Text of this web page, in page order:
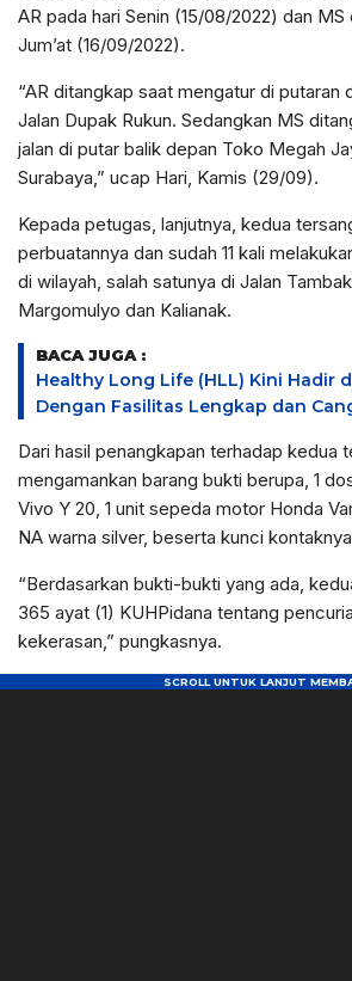
AR pada hari Senin (15/08/2022) dan
Jum’at (16/09/2022).
“AR ditangkap saat mengatur di putaran
Jalan Dupak Rukun. Sedangkan MS
jalan di putar balik depan Toko Megah
Surabaya,” ucap Hari, Kamis (29/09).
Kepada petugas, lanjutnya, kedua
perbuatannya dan sudah 11 kali
di wilayah, salah satunya di Jalan
Margomulyo dan Kalianak.
BACA JUGA :
Healthy Long Life (HLL) Kini Hadir
Dengan Fasilitas Lengkap dan
Dari hasil penangkapan terhadap kedua
mengamankan barang bukti berupa, 1
Vivo Y 20, 1 unit sepeda motor Honda
NA warna silver, beserta kunci
“Berdasarkan bukti-bukti yang ada,
365 ayat (1) KUHPidana tentang
kekerasan,” pungkasnya.